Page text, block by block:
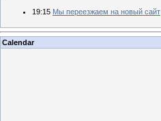
19:15 Мы переезжаем на новый сайт
Calendar